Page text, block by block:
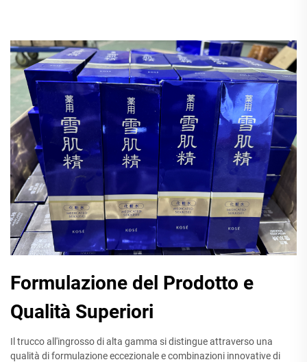
Formulazione del Prodotto e
Qualità Superiori
Il trucco all'ingrosso di alta gamma si distingue attraverso una
qualità di formulazione eccezionale e combinazioni innovative di